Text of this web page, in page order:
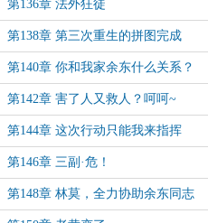
第136章 法外狂徒
第138章 第三次重生的拼图完成
第140章 你和我家余东什么关系？
第142章 害了人又救人？呵呵~
第144章 这次行动只能我来指挥
第146章 三副·危！
第148章 林莫，全力协助余东同志